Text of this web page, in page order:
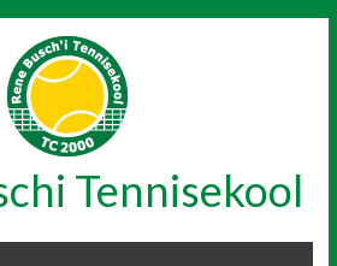
Tennisekool